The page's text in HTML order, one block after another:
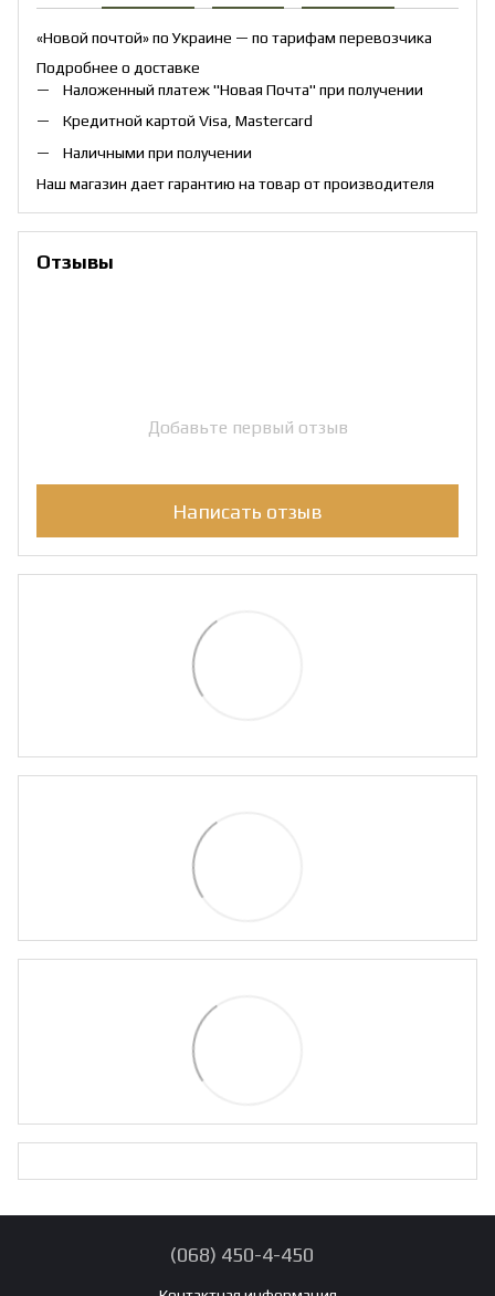
«Новой почтой» по Украине — по тарифам перевозчика
Подробнее о доставке
Наложенный платеж "Новая Почта" при получении
Кредитной картой Visa, Mastercard
Наличными при получении
Наш магазин дает гарантию на товар от производителя
Отзывы
Добавьте первый отзыв
Написать отзыв
(068) 450-4-450